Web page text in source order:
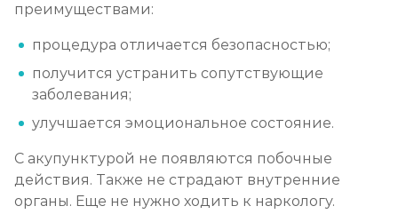
преимуществами:
процедура отличается безопасностью;
получится устранить сопутствующие
заболевания;
улучшается эмоциональное состояние.
С акупунктурой не появляются побочные
действия. Также не страдают внутренние
органы. Еще не нужно ходить к наркологу.